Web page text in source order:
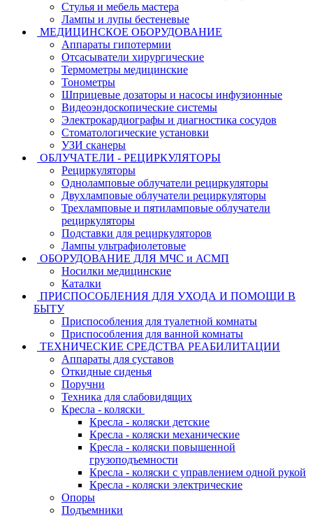
Стулья и мебель мастера
Лампы и лупы бестеневые
МЕДИЦИНСКОЕ ОБОРУДОВАНИЕ
Аппараты гипотермии
Отсасыватели хирургические
Термометры медицинские
Тонометры
Шприцевые дозаторы и насосы инфузионные
Видеоэндоскопические системы
Электрокардиографы и диагностика сосудов
Стоматологические установки
УЗИ сканеры
ОБЛУЧАТЕЛИ - РЕЦИРКУЛЯТОРЫ
Рециркуляторы
Одноламповые облучатели рециркуляторы
Двухламповые облучатели рециркуляторы
Трехламповые и пятиламповые облучатели
рециркуляторы
Подставки для рециркуляторов
Лампы ультрафиолетовые
ОБОРУДОВАНИЕ ДЛЯ МЧС и АСМП
Носилки медицинские
Каталки
ПРИСПОСОБЛЕНИЯ ДЛЯ УХОДА И ПОМОЩИ В
БЫТУ
Приспособления для туалетной комнаты
Приспособления для ванной комнаты
ТЕХНИЧЕСКИЕ СРЕДСТВА РЕАБИЛИТАЦИИ
Аппараты для суставов
Откидные сиденья
Поручни
Техника для слабовидящих
Кресла - коляски
Кресла - коляски детские
Кресла - коляски механические
Кресла - коляски повышенной
грузоподъемности
Кресла - коляски с управлением одной рукой
Кресла - коляски электрические
Опоры
Подъемники